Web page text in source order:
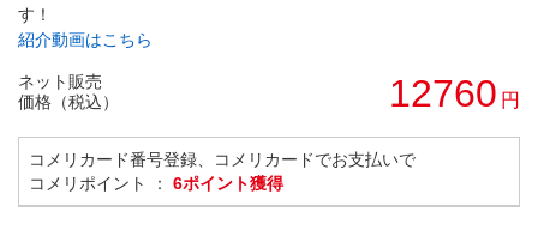
す！
紹介動画はこちら
ネット販売
価格（税込）
12760 円
コメリカード番号登録、コメリカードでお支払いで
コメリポイント ： 6ポイント獲得